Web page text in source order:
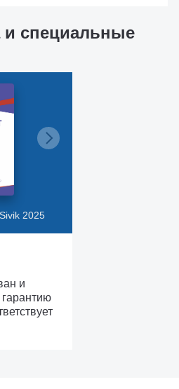
специальные
2025
и